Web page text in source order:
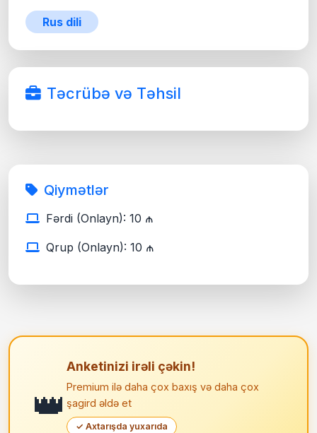
Rus dili
Təcrübə və Təhsil
Qiymətlər
Fərdi (Onlayn): 10 ₼
Qrup (Onlayn): 10 ₼
👑
Anketinizi irəli çəkin!
Premium ilə daha çox baxış və daha çox
şagird əldə et
✓ Axtarışda yuxarıda